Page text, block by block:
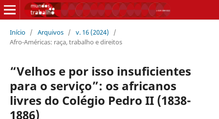
Início / Arquivos / v. 16 (2024)
/
Afro-Américas: raça, trabalho e direitos
“Velhos e por isso insuficientes
para o serviço”: os africanos
livres do Colégio Pedro II (1838-
1886)